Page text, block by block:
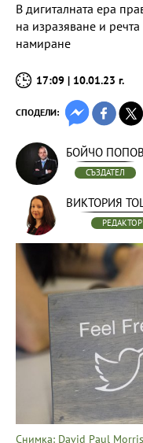
В дигиталната ера
на изразяване и
намиране
17:09 | 10.01.23 г.
СПОДЕЛИ:
БОЙЧО ПОПОВ
СЪЗДАТЕЛ
ВИКТОРИЯ
РЕДАКТОР
Снимка: David Paul